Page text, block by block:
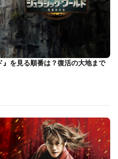
を見る順番は？復活の大地まで